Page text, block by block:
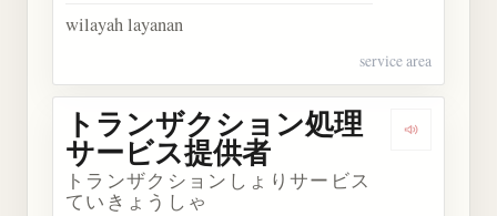
wilayah layanan
service area
トランザクション処理
サービス提供者
トランザクションしょりサービス
ていきょうしゃ